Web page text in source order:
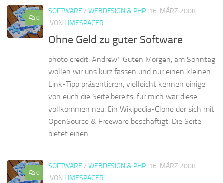
0
SOFTWARE / WEBDESIGN & PHP 16. MÄRZ 2008
VON LIMESPACER
Ohne Geld zu guter Software
photo credit: Andrew* Guten Morgen, am Sonntag
wollen wir uns kurz fassen und nur einen kleinen
Link-Tipp präsentieren, vielleicht kennen einige
von euch die Seite bereits, für mich war diese
vollkommen neu. Ein Wikipedia-Clone der sich mit
OpenSource & Freeware beschäftigt. Die Seite
bietet einen...
0
SOFTWARE / WEBDESIGN & PHP 16. MÄRZ 2008
VON LIMESPACER